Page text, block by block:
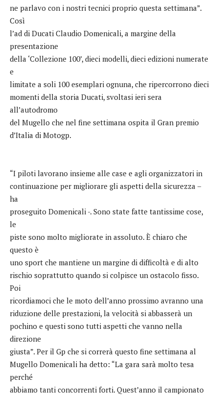
ne parlavo con i nostri tecnici proprio questa settimana”.
Così
l’ad di Ducati Claudio Domenicali, a margine della
presentazione
della ‘Collezione 100’, dieci modelli, dieci edizioni numerate
e
limitate a soli 100 esemplari ognuna, che ripercorrono dieci
momenti della storia Ducati, svoltasi ieri sera
all’autodromo
del Mugello che nel fine settimana ospita il Gran premio
d’Italia di Motogp.
“I piloti lavorano insieme alle case e agli organizzatori in
continuazione per migliorare gli aspetti della sicurezza –
ha
proseguito Domenicali -. Sono state fatte tantissime cose,
le
piste sono molto migliorate in assoluto. È chiaro che
questo è
uno sport che mantiene un margine di difficoltà e di alto
rischio soprattutto quando si colpisce un ostacolo fisso.
Poi
ricordiamoci che le moto dell’anno prossimo avranno una
riduzione delle prestazioni, la velocità si abbasserà un
pochino e questi sono tutti aspetti che vanno nella
direzione
giusta”. Per il Gp che si correrà questo fine settimana al
Mugello Domenicali ha detto: “La gara sarà molto tesa
perché
abbiamo tanti concorrenti forti. Quest’anno il campionato